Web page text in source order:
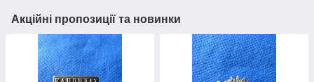
Акційні пропозиції та новинки